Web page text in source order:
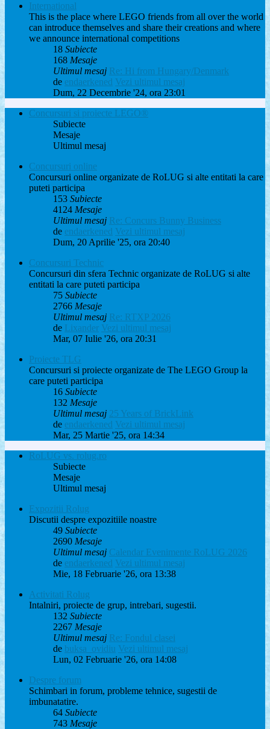
International
This is the place where LEGO friends from all over the world
can introduce themselves and share their creations and where
we announce international competitions
18 Subiecte
168 Mesaje
Ultimul mesaj Re: Hi from Hungary/Denmark
de endaerkened Vezi ultimul mesaj
Dum, 22 Decembrie '24, ora 23:01
Concursuri si proiecte LEGO®
Subiecte
Mesaje
Ultimul mesaj
Concursuri online
Concursuri online organizate de RoLUG si alte entitati la care
puteti participa
153 Subiecte
4124 Mesaje
Ultimul mesaj Re: Concurs Bunny Business
de endaerkened Vezi ultimul mesaj
Dum, 20 Aprilie '25, ora 20:40
Concursuri Technic
Concursuri din sfera Technic organizate de RoLUG si alte
entitati la care puteti participa
75 Subiecte
2766 Mesaje
Ultimul mesaj Re: RTXP 2026
de Lixander Vezi ultimul mesaj
Mar, 07 Iulie '26, ora 20:31
Proiecte TLG
Concursuri si proiecte organizate de The LEGO Group la
care puteti participa
16 Subiecte
132 Mesaje
Ultimul mesaj 25 Years of BrickLink
de endaerkened Vezi ultimul mesaj
Mar, 25 Martie '25, ora 14:34
RoLUG vs. rolug.ro
Subiecte
Mesaje
Ultimul mesaj
Expozitii Rolug
Discutii despre expozitiile noastre
49 Subiecte
2690 Mesaje
Ultimul mesaj Calendar Evenimente RoLUG 2026
de endaerkened Vezi ultimul mesaj
Mie, 18 Februarie '26, ora 13:38
Activitati Rolug
Intalniri, proiecte de grup, intrebari, sugestii.
132 Subiecte
2267 Mesaje
Ultimul mesaj Re: Fondul clasei
de buksa_ovidiu Vezi ultimul mesaj
Lun, 02 Februarie '26, ora 14:08
Despre forum
Schimbari in forum, probleme tehnice, sugestii de
imbunatatire.
64 Subiecte
743 Mesaje